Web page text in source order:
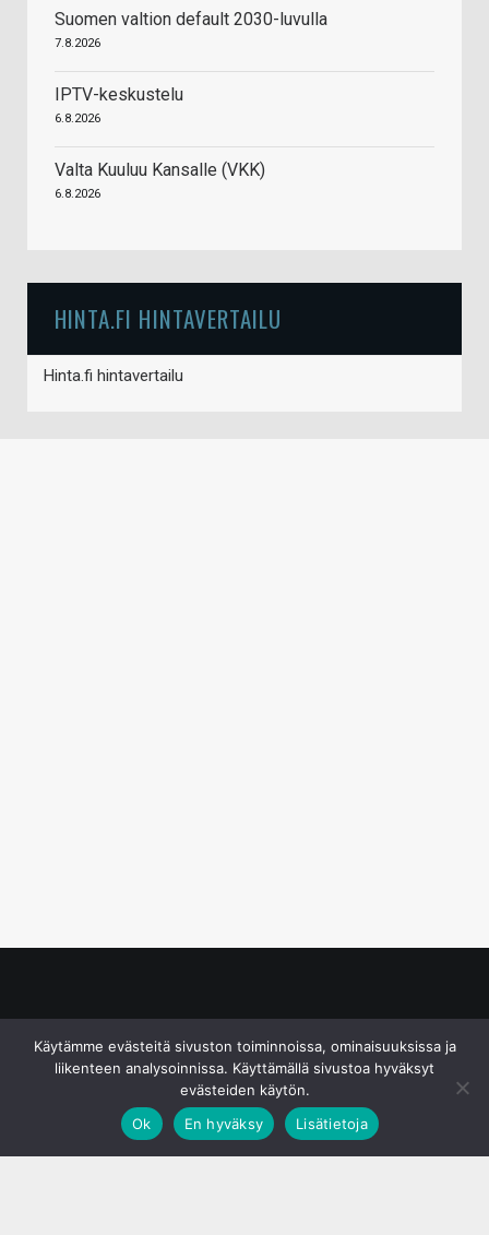
Suomen valtion default 2030-luvulla
7.8.2026
IPTV-keskustelu
6.8.2026
Valta Kuuluu Kansalle (VKK)
6.8.2026
HINTA.FI HINTAVERTAILU
Hinta.fi hintavertailu
Käytämme evästeitä sivuston toiminnoissa, ominaisuuksissa ja
liikenteen analysoinnissa. Käyttämällä sivustoa hyväksyt
evästeiden käytön.
Ok
En hyväksy Lisätietoja